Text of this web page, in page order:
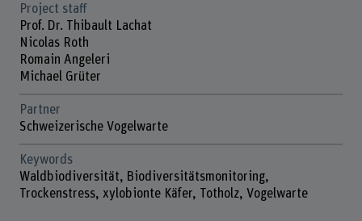
Project staff
Prof. Dr. Thibault Lachat
Nicolas Roth
Romain Angeleri
Michael Grüter
Partner
Schweizerische Vogelwarte
Keywords
Waldbiodiversität, Biodiversitätsmonitoring,
Trockenstress, xylobionte Käfer, Totholz, Vogelwarte